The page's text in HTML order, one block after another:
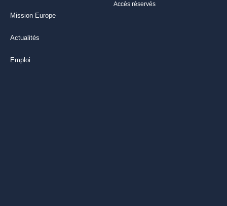
Accès réservés
Mission Europe
Actualités
Emploi